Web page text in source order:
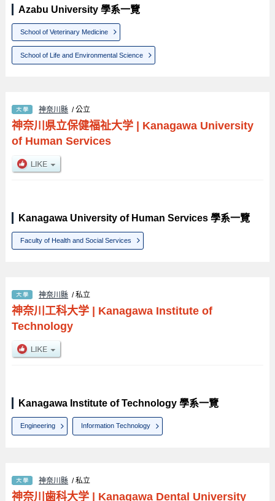
Azabu University 學系一覽
School of Veterinary Medicine
School of Life and Environmental Science
神奈川縣 / 公立
神奈川県立保健福祉大学| Kanagawa University
of Human Services
Kanagawa University of Human Services 學系一覽
Faculty of Health and Social Services
神奈川縣 / 私立
神奈川工科大学| Kanagawa Institute of
Technology
Kanagawa Institute of Technology 學系一覽
Engineering Information Technology
神奈川縣 / 私立
神奈川歯科大学| Kanagawa Dental University